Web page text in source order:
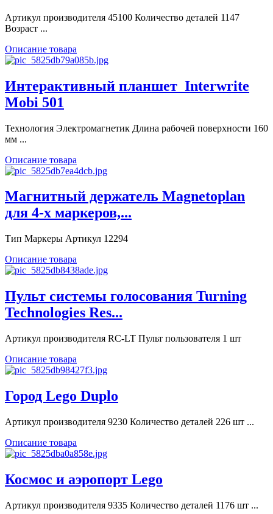
Артикул производителя 45100 Количество деталей 1147
Возраст ...
Описание товара
Интерактивный планшет_Interwrite
Mobi 501
Технология Электромагнетик Длина рабочей поверхности 160
мм ...
Описание товара
Магнитный держатель Magnetoplan
для 4-х маркеров,...
Тип Маркеры Артикул 12294
Описание товара
Пульт системы голосования Turning
Technologies Res...
Артикул производителя RC-LT Пульт пользователя 1 шт
Описание товара
Город Lego Duplo
Артикул производителя 9230 Количество деталей 226 шт ...
Описание товара
Космос и аэропорт Lego
Артикул производителя 9335 Количество деталей 1176 шт ...